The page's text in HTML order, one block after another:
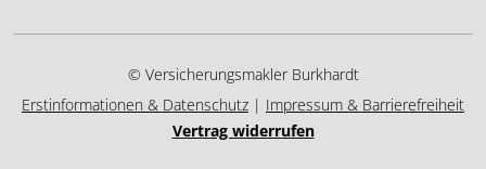
© Versicherungsmakler Burkhardt
Erstinformationen & Datenschutz | Impressum & Barrierefreiheit
Vertrag widerrufen